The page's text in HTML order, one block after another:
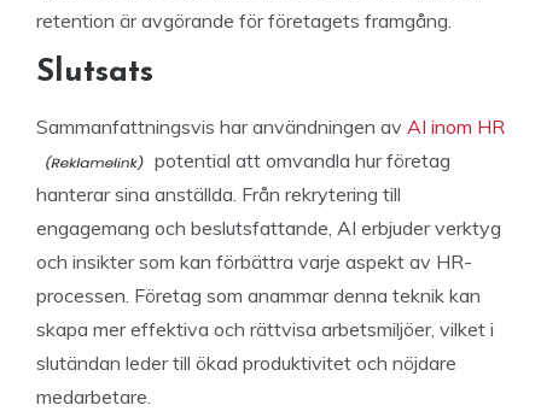
retention är avgörande för företagets framgång.
Slutsats
Sammanfattningsvis har användningen av AI inom HR
potential att omvandla hur företag
hanterar sina anställda. Från rekrytering till
engagemang och beslutsfattande, AI erbjuder verktyg
och insikter som kan förbättra varje aspekt av HR-
processen. Företag som anammar denna teknik kan
skapa mer effektiva och rättvisa arbetsmiljöer, vilket i
slutändan leder till ökad produktivitet och nöjdare
medarbetare.